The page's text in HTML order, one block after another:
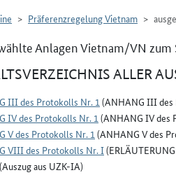
Präferenzregelung Vietnam
Anlagen Vietnam/VN zum
ALLER
III des Protokolls Nr. 1(ANHANG III
IV des Protokolls Nr. 1(ANHANG IV des
V des Protokolls Nr. 1(ANHANG V des
VIII des Protokolls Nr. I
(Auszug aus UZK-IA)